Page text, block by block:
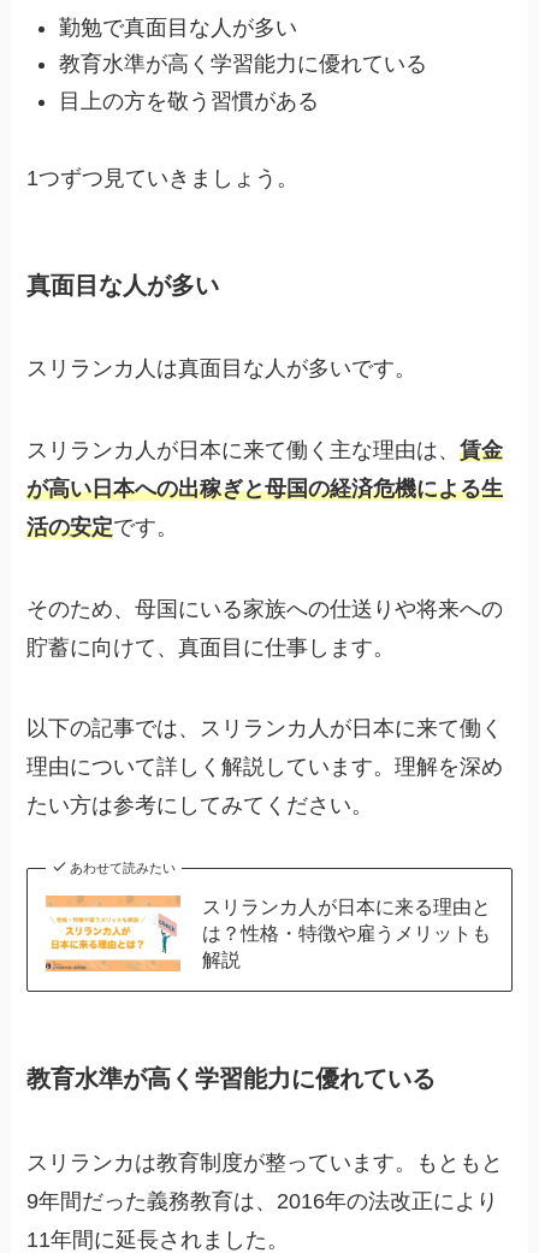
勤勉で真面目な人が多い
教育水準が高く学習能力に優れている
目上の方を敬う習慣がある
1つずつ見ていきましょう。
真面目な人が多い
スリランカ人は真面目な人が多いです。
スリランカ人が日本に来て働く主な理由は、賃金
が高い日本への出稼ぎと母国の経済危機による生
活の安定です。
そのため、母国にいる家族への仕送りや将来への
貯蓄に向けて、真面目に仕事します。
以下の記事では、スリランカ人が日本に来て働く
理由について詳しく解説しています。理解を深め
たい方は参考にしてみてください。
あわせて読みたい
スリランカ人が日本に来る理由と
は？性格・特徴や雇うメリットも
解説
教育水準が高く学習能力に優れている
スリランカは教育制度が整っています。もともと
9年間だった義務教育は、2016年の法改正により
11年間に延長されました。